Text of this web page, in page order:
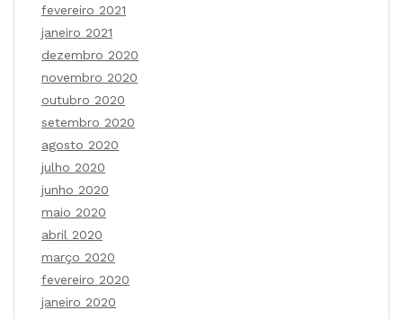
fevereiro 2021
janeiro 2021
dezembro 2020
novembro 2020
outubro 2020
setembro 2020
agosto 2020
julho 2020
junho 2020
maio 2020
abril 2020
março 2020
fevereiro 2020
janeiro 2020